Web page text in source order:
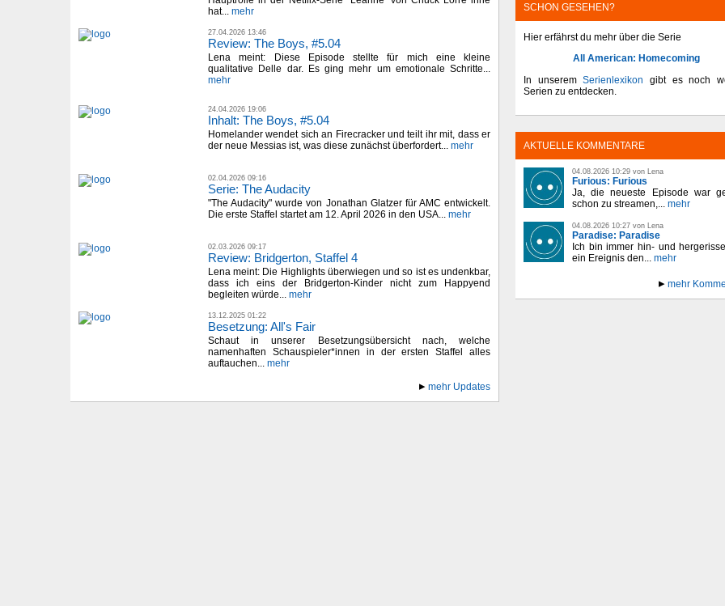
hat... mehr
27.04.2026 13:46
Review: The Boys, #5.04
Lena meint: Diese Episode stellte für mich eine kleine
qualitative Delle dar. Es ging mehr um emotionale Schritte...
mehr
24.04.2026 19:06
Inhalt: The Boys, #5.04
Homelander wendet sich an Firecracker und teilt ihr mit, dass er
der neue Messias ist, was diese zunächst überfordert... mehr
02.04.2026 09:16
Serie: The Audacity
"The Audacity" wurde von Jonathan Glatzer für AMC entwickelt.
Die erste Staffel startet am 12. April 2026 in den USA... mehr
02.03.2026 09:17
Review: Bridgerton, Staffel 4
Lena meint: Die Highlights überwiegen und so ist es undenkbar,
dass ich eins der Bridgerton-Kinder nicht zum Happyend
begleiten würde... mehr
13.12.2025 01:22
Besetzung: All's Fair
Schaut in unserer Besetzungsübersicht nach, welche
namenhaften Schauspieler*innen in der ersten Staffel alles
auftauchen... mehr
mehr Updates
SCHON GESEHEN?
Hier erfährst du mehr über die Serie
All American: Homecoming
In unseremSerienlexikon gibt es noch
Serien zu entdecken.
AKTUELLE KOMMENTARE
04.08.2026 10:29 von Lena
Furious: Furious
Ja, die neueste Episode war
schon zu streamen,... mehr
04.08.2026 10:27 von Lena
Paradise: Paradise
Ich bin immer hin- und
ein Ereignis den... mehr
mehr